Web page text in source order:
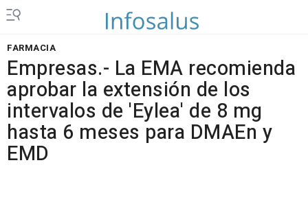
FARMACIA
Empresas.- La EMA recomienda
aprobar la extensión de los
intervalos de 'Eylea' de 8 mg
hasta 6 meses para DMAEn y
EMD